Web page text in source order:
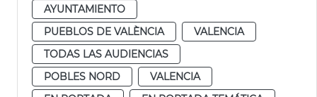
AYUNTAMIENTO
PUEBLOS DE VALÈNCIA
VALENCIA
TODAS LAS AUDIENCIAS
POBLES NORD
VALENCIA